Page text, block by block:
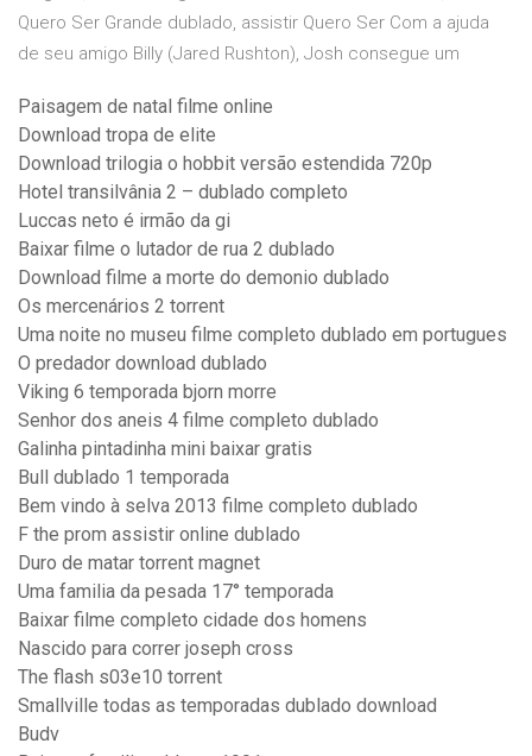
Quero Ser Grande dublado, assistir Quero Ser Com a ajuda
de seu amigo Billy (Jared Rushton), Josh consegue um
Paisagem de natal filme online
Download tropa de elite
Download trilogia o hobbit versão estendida 720p
Hotel transilvânia 2 – dublado completo
Luccas neto é irmão da gi
Baixar filme o lutador de rua 2 dublado
Download filme a morte do demonio dublado
Os mercenários 2 torrent
Uma noite no museu filme completo dublado em portugues
O predador download dublado
Viking 6 temporada bjorn morre
Senhor dos aneis 4 filme completo dublado
Galinha pintadinha mini baixar gratis
Bull dublado 1 temporada
Bem vindo à selva 2013 filme completo dublado
F the prom assistir online dublado
Duro de matar torrent magnet
Uma familia da pesada 17° temporada
Baixar filme completo cidade dos homens
Nascido para correr joseph cross
The flash s03e10 torrent
Smallville todas as temporadas dublado download
Budv